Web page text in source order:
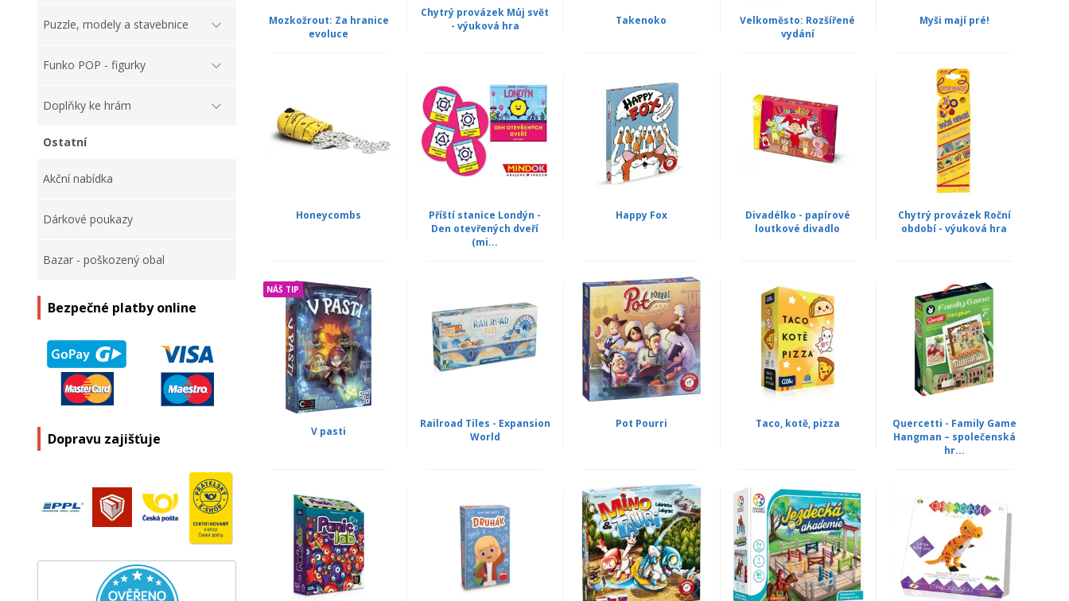
Puzzle, modely a stavebnice
Funko POP - figurky
Doplňky ke hrám
Ostatní
Akční nabídka
Dárkové poukazy
Bazar - poškozený obal
Bezpečné platby online
Dopravu zajišťuje
Mozkožrout: Za hranice
evoluce
Chytrý provázek Můj svět
- výuková hra
Takenoko
Velkoměsto: Rozšířené
vydání
Myši mají pré!
Honeycombs
Příští stanice Londýn -
Den otevřených dveří
(mi...
Happy Fox
Divadélko - papírové
loutkové divadlo
Chytrý provázek Roční
období - výuková hra
NÁŠ TIP
V pasti
Railroad Tiles - Expansion
World
Pot Pourri Taco, kotě, pizza
Quercetti - Family Game
Hangman – společenská
hr...